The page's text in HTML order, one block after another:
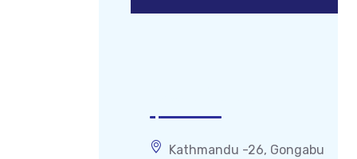
Kathmandu -26, Gongabu